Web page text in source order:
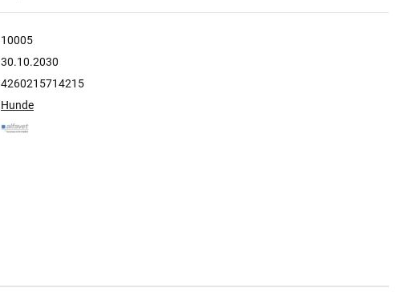
10005
30.10.2030
4260215714215
Hunde